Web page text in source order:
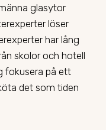
glasytor
löser
har lång
skolor och hotell
fokusera på ett
det som tiden